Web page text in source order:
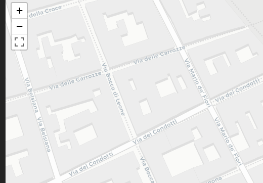
+
−